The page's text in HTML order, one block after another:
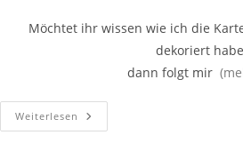
Möchtet ihr wissen wie ich die
dekoriert habe
dann folgt mir
Weiterlesen